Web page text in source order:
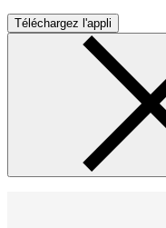
Téléchargez l'appli